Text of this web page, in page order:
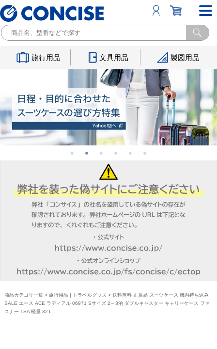
旅行用品 文具用品 製図用品
商品カテゴリ一覧 > 旅行用品 | トラベルグッズ> 送料無料 正規品 スーツケース 機内持ち込み
SALE エース ACE ラディアル 06971 Sサイズ 2～3泊 ダブルキャスター キャリーケース ファ
スナー TSA 軽量 32Ｌ